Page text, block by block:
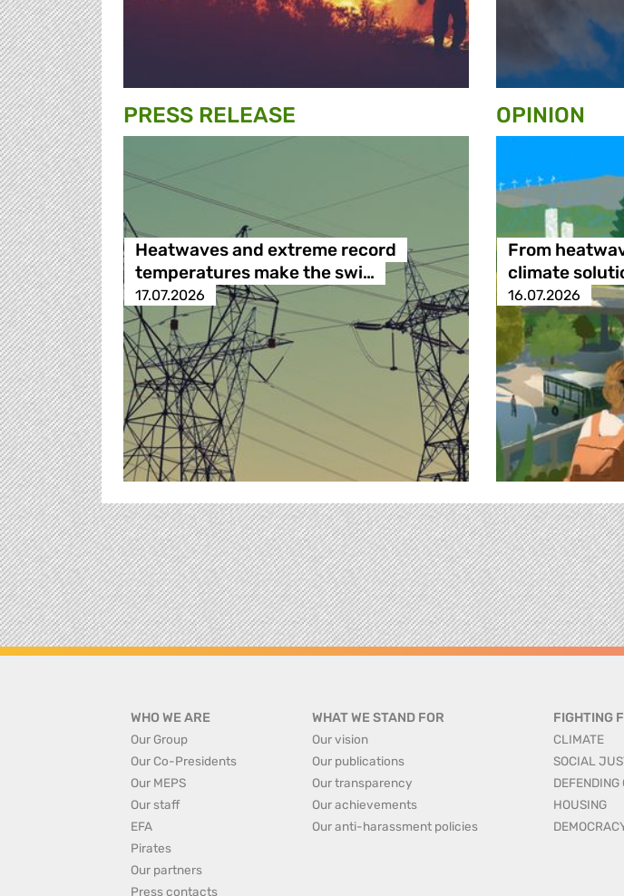
PRESS RELEASE
Heatwaves and extreme record
temperatures make the swi…
17.07.2026
OPINION
From
climate
16.07.2026
WHO WE ARE
Our Group
Our Co-Presidents
Our MEPS
Our staff
EFA
Pirates
Our partners
Press contacts
WHAT WE STAND FOR
Our vision
Our publications
Our transparency
Our achievements
Our anti-harassment policies
FIGHTING
CLIMATE
SOCIAL
DEFENDING
HOUSING